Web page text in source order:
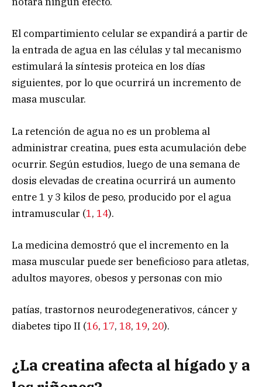
El compartimiento celular se expandirá a partir de
la entrada de agua en las células y tal mecanismo
estimulará la síntesis proteica en los días
siguientes, por lo que ocurrirá un incremento de
masa muscular.
La retención de agua no es un problema al
administrar creatina, pues esta acumulación debe
ocurrir. Según estudios, luego de una semana de
dosis elevadas de creatina ocurrirá un aumento
entre 1 y 3 kilos de peso, producido por el agua
intramuscular (1, 14).
La medicina demostró que el incremento en la
masa muscular puede ser beneficioso para atletas,
adultos mayores, obesos y personas con mio
patías, trastornos neurodegenerativos, cáncer y
diabetes tipo II (16, 17, 18, 19, 20).
¿La creatina afecta al hígado y a